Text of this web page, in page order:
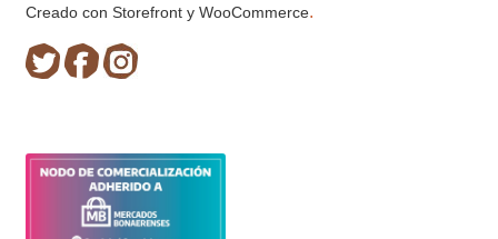
Creado con Storefront y WooCommerce.